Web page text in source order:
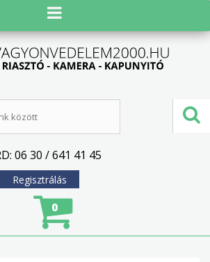
06 30 / 641 41 45
Regisztrálás
0